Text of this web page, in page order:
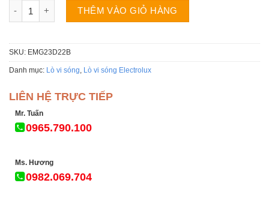
Lò vi sóng Electrolux EMG23D22B | 23 Lít có nướng số lượng
THÊM VÀO GIỎ HÀNG
SKU: EMG23D22B
Danh mục: Lò vi sóng Lò vi sóng Electrolux
LIÊN HỆ TRỰC TIẾP
Mr. Tuấn
0965.790.100
Ms. Hương
0982.069.704